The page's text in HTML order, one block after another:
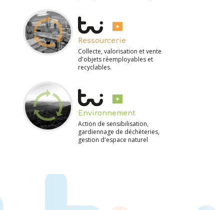
Ressourcerie
Collecte, valorisation et vente
d'objets réemployables et
recyclables.
Environnement
Action de sensibilisation,
gardiennage de déchèteries,
gestion d'espace naturel